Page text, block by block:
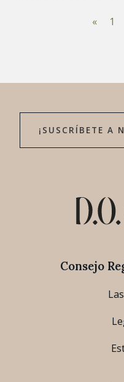
«
1
¡SUSCRÍBETE A
Consejo